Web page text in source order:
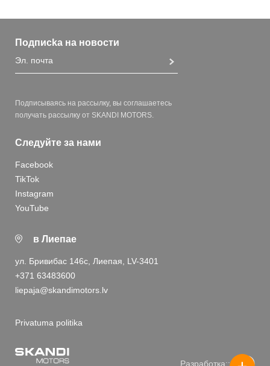
Подписka на новости
Подписываясь на рассылку, вы соглашаетесь
получать рассылку от SKANDI MOTORS.
Следуйте за нами
Facebook
TikTok
Instagram
YouTube
в Лиепае
ул. Бривибас 146с, Лиепая, LV-3401
+371 63483600
liepaja@skandimotors.lv
Privatuma politika
Разработка::